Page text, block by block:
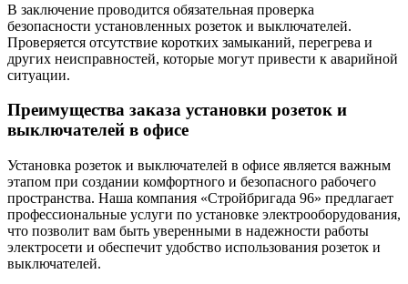
В заключение проводится обязательная проверка
безопасности установленных розеток и выключателей.
Проверяется отсутствие коротких замыканий, перегрева и
других неисправностей, которые могут привести к аварийной
ситуации.
Преимущества заказа установки розеток и
выключателей в офисе
Установка розеток и выключателей в офисе является важным
этапом при создании комфортного и безопасного рабочего
пространства. Наша компания «Стройбригада 96» предлагает
профессиональные услуги по установке электрооборудования,
что позволит вам быть уверенными в надежности работы
электросети и обеспечит удобство использования розеток и
выключателей.